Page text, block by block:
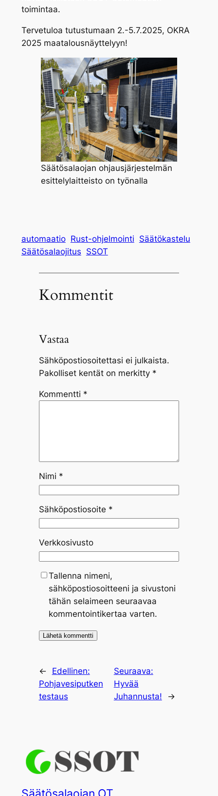
toimintaa.
Tervetuloa tutustumaan 2.-5.7.2025, OKRA
2025 maatalousnäyttelyyn!
Säätösalaojan ohjausjärjestelmän
esittelylaitteisto on työnalla
automaatio Rust-ohjelmointi Säätökastelu
Säätösalaojitus SSOT
Kommentit
Vastaa
Sähköpostiosoitettasi ei julkaista.
Pakolliset kentät on merkitty *
Kommentti *
Nimi *
Sähköpostiosoite *
Verkkosivusto
Tallenna nimeni,
sähköpostiosoitteeni ja sivustoni
tähän selaimeen seuraavaa
kommentointikertaa varten.
←
Edellinen:
Pohjavesiputken
testaus
Seuraava:
Hyvää
Juhannusta!
→